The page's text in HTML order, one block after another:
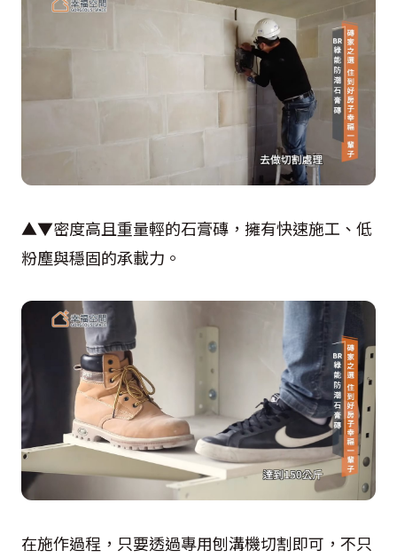
▲▼密度高且重量輕的石膏磚，擁有快速施工、低
粉塵與穩固的承載力。
在施作過程，只要透過專用刨溝機切割即可，不只